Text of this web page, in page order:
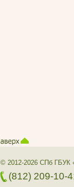
© 2012-2026 СПб ГБУК
(812) 209-10-